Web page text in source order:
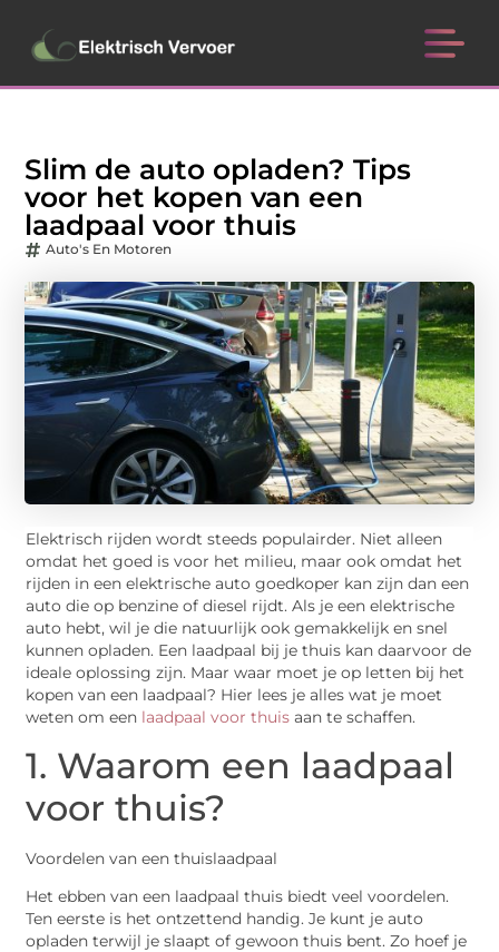
Slim de auto opladen? Tips
voor het kopen van een
laadpaal voor thuis
Auto's En Motoren
Elektrisch rijden wordt steeds populairder. Niet alleen
omdat het goed is voor het milieu, maar ook omdat het
rijden in een elektrische auto goedkoper kan zijn dan een
auto die op benzine of diesel rijdt. Als je een elektrische
auto hebt, wil je die natuurlijk ook gemakkelijk en snel
kunnen opladen. Een laadpaal bij je thuis kan daarvoor de
ideale oplossing zijn. Maar waar moet je op letten bij het
kopen van een laadpaal? Hier lees je alles wat je moet
weten om een laadpaal voor thuis aan te schaffen.
1. Waarom een laadpaal
voor thuis?
Voordelen van een thuislaadpaal
Het ebben van een laadpaal thuis biedt veel voordelen.
Ten eerste is het ontzettend handig. Je kunt je auto
opladen terwijl je slaapt of gewoon thuis bent. Zo hoef je